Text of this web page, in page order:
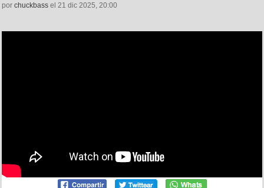
por chuckbass el 21 dic 2025, 20:00